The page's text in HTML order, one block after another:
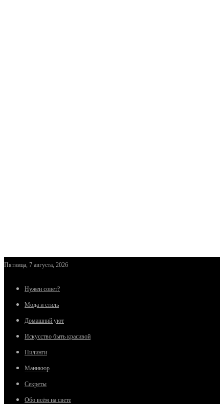
Пятница, 7 августа, 2026
Нужен совет?
Мода и стиль
Домашний уют
Искусство быть красивой
Пилинги
Маникюр
Секреты
Обо всём на свете